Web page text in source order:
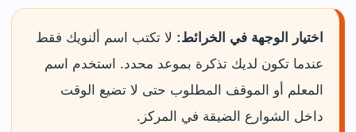
اختيار الوجهة في الخرائط: لا تكتب اسم ألنويك فقط
عندما تكون لديك تذكرة بموعد محدد. استخدم اسم
المعلم أو الموقف المطلوب حتى لا تضيع الوقت
داخل الشوارع الضيقة في المركز.